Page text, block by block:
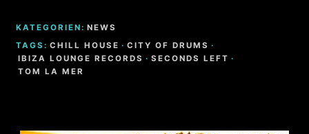
KATEGORIEN: NEWS
TAGS: CHILL HOUSE · CITY OF DRUMS ·
IBIZA LOUNGE RECORDS · SECONDS LEFT ·
TOM LA MER